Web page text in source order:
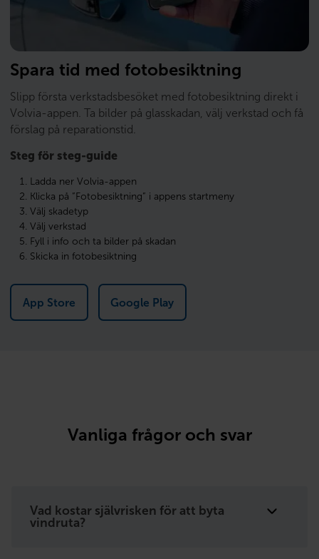
Spara tid med fotobesiktning
Slipp första verkstadsbesöket med fotobesiktning direkt i
Volvia-appen. Ta bilder på glasskadan, välj verkstad och få
förslag på reparationstid.
Steg för steg-guide
Ladda ner Volvia-appen
Klicka på ”Fotobesiktning” i appens startmeny
Välj skadetyp
Välj verkstad
Fyll i info och ta bilder på skadan
Skicka in fotobesiktning
App Store Google Play
Vanliga frågor och svar
Vad kostar självrisken för att byta
vindruta?